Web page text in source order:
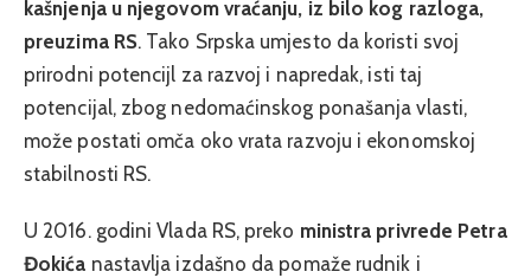
kašnjenja u njegovom vraćanju, iz bilo kog razloga,
preuzima RS. Tako Srpska umjesto da koristi svoj
prirodni potencijl za razvoj i napredak, isti taj
potencijal, zbog nedomaćinskog ponašanja vlasti,
može postati omča oko vrata razvoju i ekonomskoj
stabilnosti RS.
U 2016. godini Vlada RS, preko ministra privrede Petra
Đokića nastavlja izdašno da pomaže rudnik i